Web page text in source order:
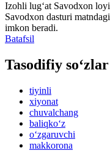
Izohli lugʻat Savodxon
Savodxon dasturi
imkon beradi.
Batafsil
Tasodifiy so‘zlar
tiyinli
xiyonat
chuvalchang
baliqko‘z
o‘zgaruvchi
makkorona